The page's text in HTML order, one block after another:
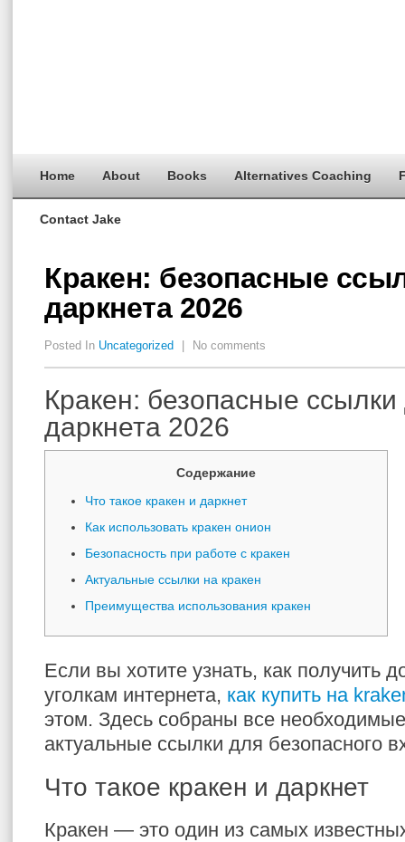
Home About Books Alternatives Coaching
Contact Jake
Кракен: безопасные
даркнета 2026
Posted In Uncategorized No comments
Кракен: безопасные ссылки
даркнета 2026
Содержание
Что такое кракен и даркнет
Как использовать кракен онион
Безопасность при работе с кракен
Актуальные ссылки на кракен
Преимущества использования кракен
Если вы хотите узнать, как получить
уголкам интернета, как купить на
этом. Здесь собраны все
актуальные ссылки для безопасного
Что такое кракен и даркнет
Кракен — это один из самых